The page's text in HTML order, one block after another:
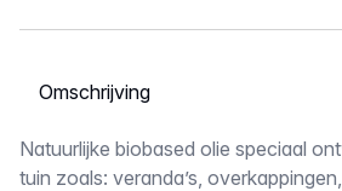
Selecteer een tabblad
Omschrijving
Natuurlijke biobased olie speciaal
tuin zoals: veranda’s,